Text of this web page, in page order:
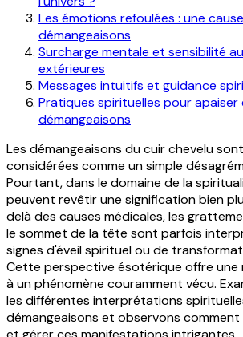
Les émotions refoulées : une
démangeaisons
Surcharge mentale et sensibilité
extérieures
Messages intuitifs et guidance
Pratiques spirituelles pour
démangeaisons
Les démangeaisons du cuir chevelu
considérées comme un simple
Pourtant, dans le domaine de la
peuvent revêtir une signification bien
delà des causes médicales, les
le sommet de la tête sont parfois
signes d'éveil spirituel ou de
Cette perspective ésotérique offre une
à un phénomène couramment vécu.
les différentes interprétations
démangeaisons et observons